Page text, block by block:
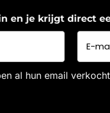
en je krijgt direct
al hun email